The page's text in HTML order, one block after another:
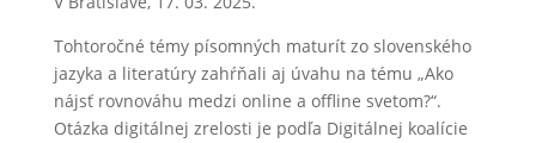
Tohtoročné témy písomných maturít zo slovenského
jazyka a literatúry zahŕňali aj úvahu na tému „Ako
nájsť rovnováhu medzi online a offline svetom?“.
Otázka digitálnej zrelosti je podľa Digitálnej koalície